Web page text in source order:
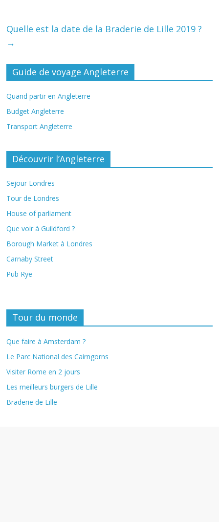
Quelle est la date de la Braderie de Lille 2019 ?
→
Guide de voyage Angleterre
Quand partir en Angleterre
Budget Angleterre
Transport Angleterre
Découvrir l’Angleterre
Sejour Londres
Tour de Londres
House of parliament
Que voir à Guildford ?
Borough Market à Londres
Carnaby Street
Pub Rye
Tour du monde
Que faire à Amsterdam ?
Le Parc National des Cairngorns
Visiter Rome en 2 jours
Les meilleurs burgers de Lille
Braderie de Lille